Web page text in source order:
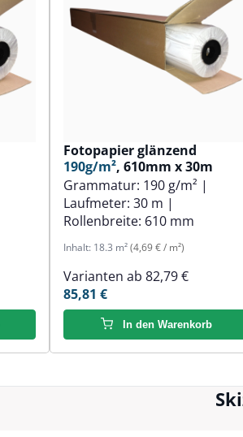
Fotopapier glänzend
190g/m², 610mm x 30m
Grammatur: 190 g/m² |
Laufmeter: 30 m |
Rollenbreite: 610 mm
Inhalt: 18.3 m²(4,69 € / m²)
Varianten ab 82,79 €
85,81 €
In den Warenkorb